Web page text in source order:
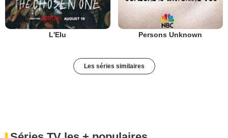
L'Elu Persons Unknown
Les séries similaires